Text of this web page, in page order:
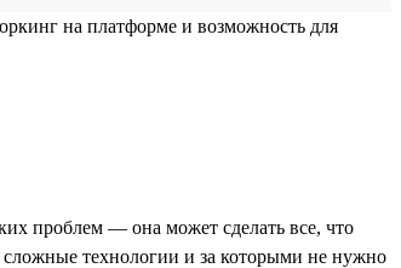
на платформе и возможность для
проблем — она может сделать все, что
сложные технологии и за которыми не нужно